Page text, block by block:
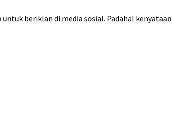
beriklan di media sosial. Padahal